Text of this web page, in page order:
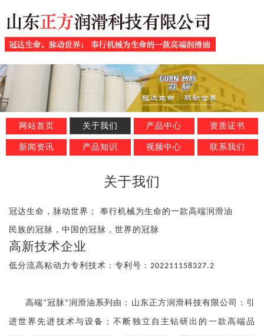
网站首页 关于我们 产品中心 资质证书
新闻资讯 产品知识 视频中心 联系我们
关于我们
冠达生命，脉动世界； 奉行机械为生命的一款高端润滑油
民族的冠脉，中国的冠脉，世界的冠脉
高新技术企业
低分流高粘动力专利技术：专利号：202211158327.2
高端“冠脉”润滑油系列由：山东正方润滑科技有限公司：引
进世界先进技术与设备；不断独立自主钻研出的一款高端品